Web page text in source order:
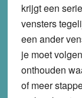
krijgt een
vensters
een ander
je moet
onthouden
of meer